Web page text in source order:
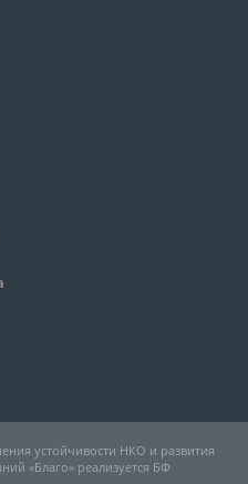
устойчивости НКО и развития
«Благо» реализуется БФ